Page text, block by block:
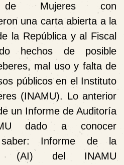
de Mujeres con
una carta abierta a la
la República y al Fiscal
hechos de posible
mal uso y falta de
públicos en el Instituto
(INAMU). Lo anterior
un Informe de Auditoría
dado a conocer
saber: Informe de la
(AI) del INAMU